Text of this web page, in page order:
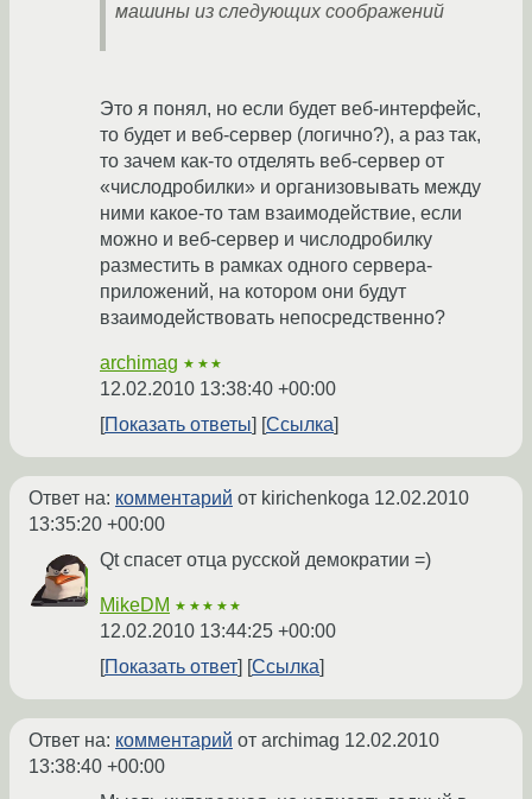
машины из следующих соображений
Это я понял, но если будет веб-интерфейс,
то будет и веб-сервер (логично?), а раз так,
то зачем как-то отделять веб-сервер от
«числодробилки» и организовывать между
ними какое-то там взаимодействие, если
можно и веб-сервер и числодробилку
разместить в рамках одного сервера-
приложений, на котором они будут
взаимодействовать непосредственно?
archimag ★★★
12.02.2010 13:38:40 +00:00
Показать ответы
Ссылка
Ответ на: комментарий от kirichenkoga 12.02.2010
13:35:20 +00:00
Qt спасет отца русской демократии =)
MikeDM ★★★★★
12.02.2010 13:44:25 +00:00
Показать ответ
Ссылка
Ответ на: комментарий от archimag 12.02.2010
13:38:40 +00:00